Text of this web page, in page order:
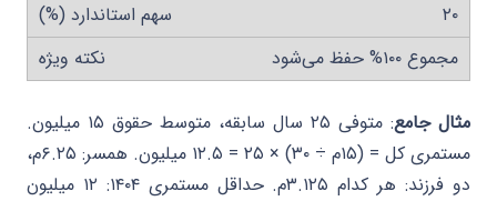
۲۰
مجموع ۱۰۰% حفظ می‌شود
مثال جامع
: متوفی ۲۵ سال سابقه، متوسط حقوق ۱۵ میلیون.
مستمری کل = (۱۵م ÷ ۳۰) × ۲۵ = ۱۲.۵ میلیون. همسر: ۶.۲۵م،
دو فرزند: هر کدام ۳.۱۲۵م. حداقل مستمری ۱۴۰۴: ۱۲ میلیون